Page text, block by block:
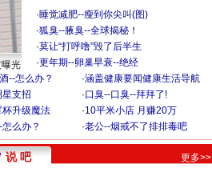
光
·睡觉减肥--瘦到你尖叫(图)
·狐臭--腋臭--全球揭秘！
·莫让“打呼噜”毁了后半生
·更年期--卵巢早衰--绝经
--怎么办？ ·涵盖健康要闻健康生活导航
支招 ·口臭--口臭--拜拜了!
杯升级魔法 ·10平米小店 月赚20万
么办？ ·老公--烟戒不了排排毒吧
说 吧 更多>>